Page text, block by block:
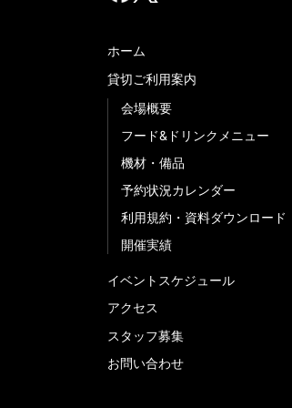
ホーム
貸切ご利用案内
会場概要
フード&ドリンクメニュー
機材・備品
予約状況カレンダー
利用規約・資料ダウンロード
開催実績
イベントスケジュール
アクセス
スタッフ募集
お問い合わせ